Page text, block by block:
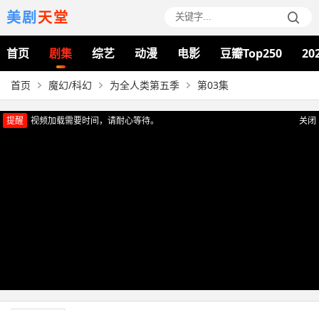
美剧天堂
首页 剧集 综艺 动漫 电影 豆瓣Top250
首页 魔幻/科幻 为全人类第五季 第03集
关闭
提醒 视频加载需要时间，请耐心等待。